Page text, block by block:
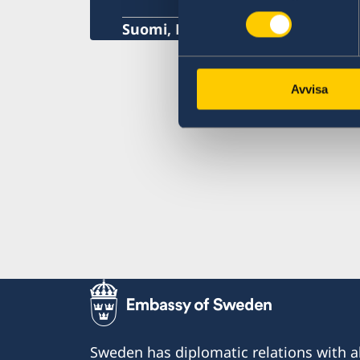
Avvisa
Suomi, Helsinki
Sweden has diplomatic relations with